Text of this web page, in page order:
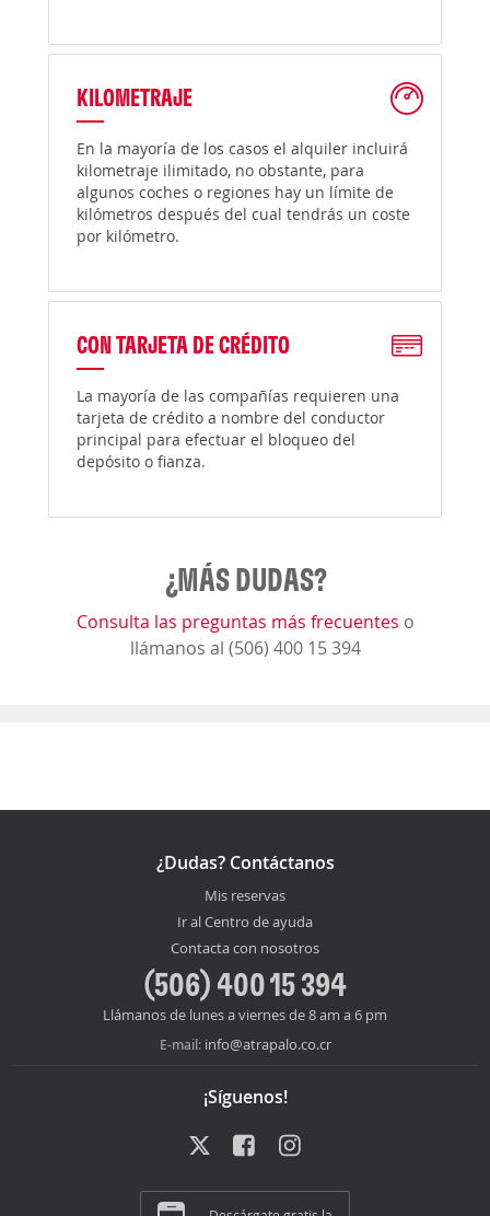
KILOMETRAJE
En la mayoría de los casos el alquiler incluirá
kilometraje ilimitado, no obstante, para
algunos coches o regiones hay un límite de
kilómetros después del cual tendrás un coste
por kilómetro.
CON TARJETA DE CRÉDITO
La mayoría de las compañías requieren una
tarjeta de crédito a nombre del conductor
principal para efectuar el bloqueo del
depósito o fianza.
¿MÁS DUDAS?
Consulta las preguntas más frecuentes o
llámanos al (506) 400 15 394
¿Dudas? Contáctanos
Mis reservas
Ir al Centro de ayuda
Contacta con nosotros
(506) 400 15 394
Llámanos de lunes a viernes de 8 am a 6 pm
E-mail: info@atrapalo.co.cr
¡Síguenos!